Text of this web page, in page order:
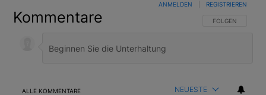
Kommentare FOLGE DIESER
FOLGEN
ANMELDEN REGISTRIEREN
ALLE KOMMENTARE NEUESTE